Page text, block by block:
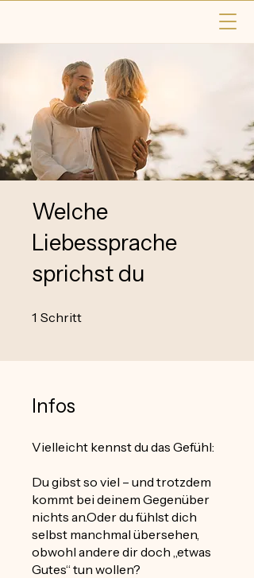
Welche
Liebessprache
sprichst du
1 Schritt
Infos
Vielleicht kennst du das Gefühl:
Du gibst so viel – und trotzdem
kommt bei deinem Gegenüber
nichts an.Oder du fühlst dich
selbst manchmal übersehen,
obwohl andere dir doch „etwas
Gutes“ tun wollen?